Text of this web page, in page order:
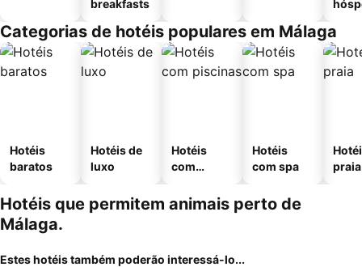
breakfasts
Categorias de hotéis populares em Málaga
Hotéis
baratos
Hotéis de
luxo
Hotéis
com
Hotéis
com spa
praia
Hotéis que permitem animais perto de
Málaga.
Estes hotéis também poderão interessá-lo...